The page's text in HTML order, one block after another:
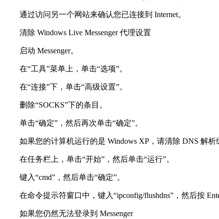
通过访问另一个网站来确认您已连接到 Internet。
清除 Windows Live Messenger 代理设置
启动 Messenger。
在“工具”菜单上，单击“选项”。
在“连接”下，单击“高级设置”。
删除“SOCKS”下的条目。
单击“确定”，然后再次单击“确定”。
如果您的计算机运行的是 Windows XP，请清除 DNS
在任务栏上，单击“开始”，然后单击“运行”。
键入“cmd”，然后单击“确定”。
在命令提示符窗口中，键入“ipconfig/flushdns”，然后按
如果您仍然无法登录到 Messenger